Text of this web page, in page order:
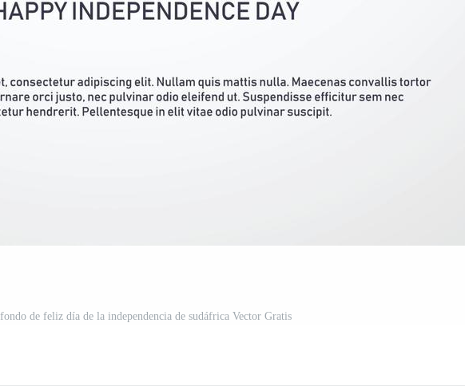
fondo de feliz día de la independencia de sudáfrica Vector Gratis